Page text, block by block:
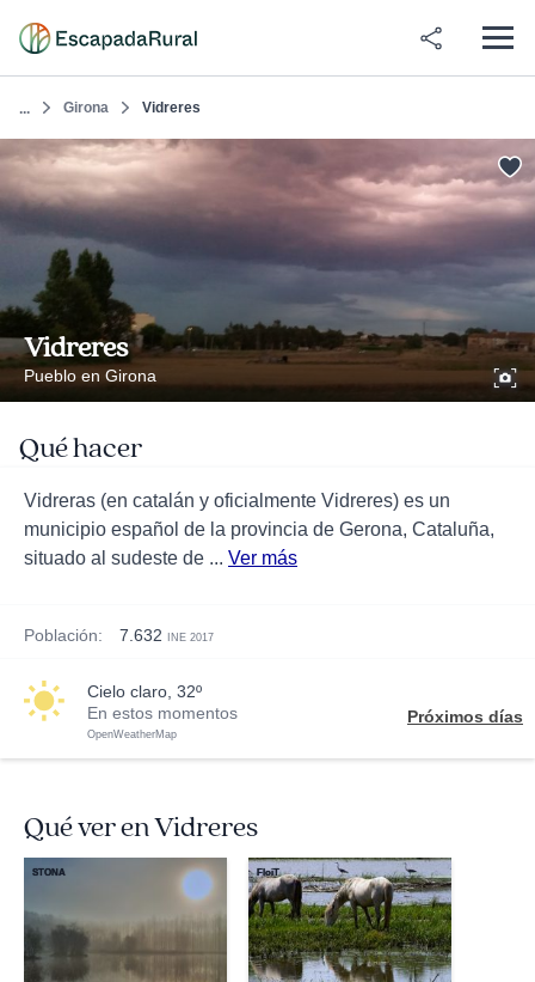
... Girona Vidreres
Vidreres
Pueblo en Girona
Qué hacer
Vidreras (en catalán y oficialmente Vidreres) es un
municipio español de la provincia de Gerona, Cataluña,
situado al sudeste de ... Ver más
Población: 7.632 INE 2017
cielo claro, 32º
En estos momentos
OpenWeatherMap
Próximos días
Qué ver en Vidreres
STONA FloiT